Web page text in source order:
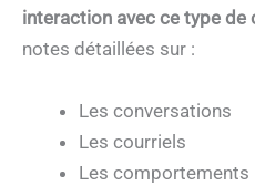
interaction avec ce type de
notes détaillées sur :
Les conversations
Les courriels
Les comportements